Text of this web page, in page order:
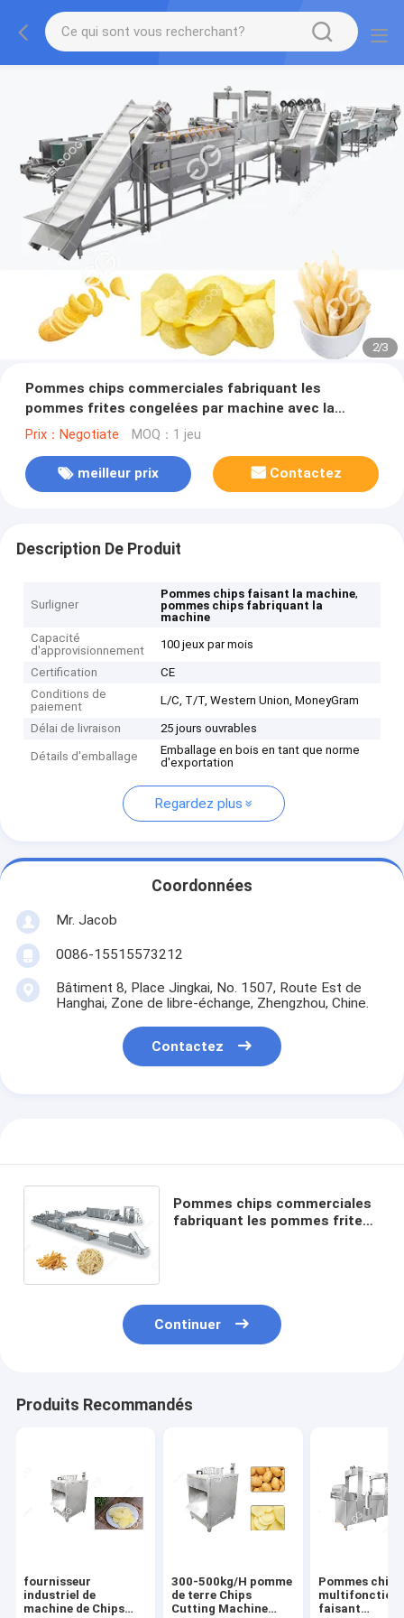
2/3
Pommes chips commerciales fabriquant les
pommes frites congelées par machine avec la
production d'écoulement
Prix：Negotiate MOQ：1 jeu
meilleur prix Contactez
Description De Produit
Surligner
Pommes chips faisant la machine,
pommes chips fabriquant la
machine
Capacité
d'approvisionnement
100 jeux par mois
Certification
CE
Conditions de
paiement
L/C, T/T, Western Union, MoneyGram
Délai de livraison 25 jours ouvrables
Détails d'emballage
Emballage en bois en tant que norme
d'exportation
Regardez plus
Coordonnées
Mr. Jacob
0086-15515573212
Bâtiment 8, Place Jingkai, No. 1507, Route Est de
Hanghai, Zone de libre-échange, Zhengzhou, Chine.
Contactez
Pommes chips commerciales
fabriquant les pommes frites
Continuer
Produits Recommandés
fournisseur
industriel de
machine de Chips
300-500kg/H pomme
de terre Chips
Cutting Machine
Pommes chips
faisant